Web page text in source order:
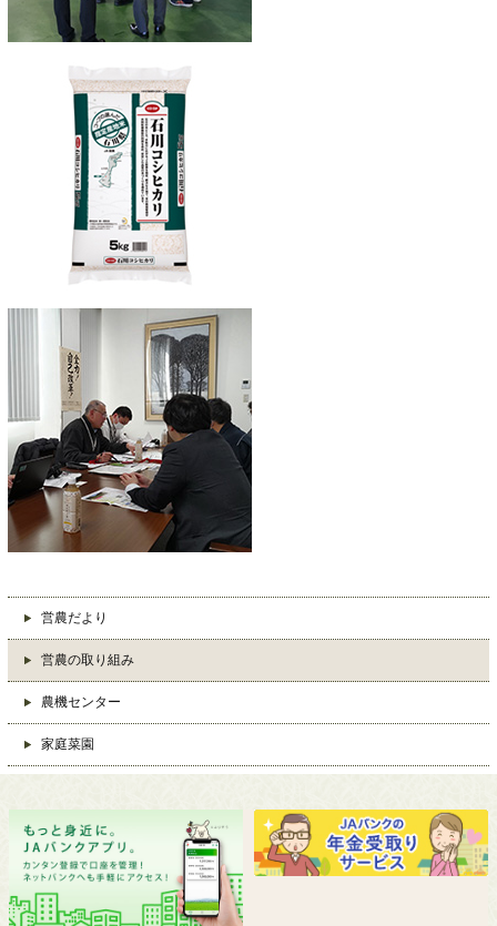
営農だより
営農の取り組み
農機センター
家庭菜園